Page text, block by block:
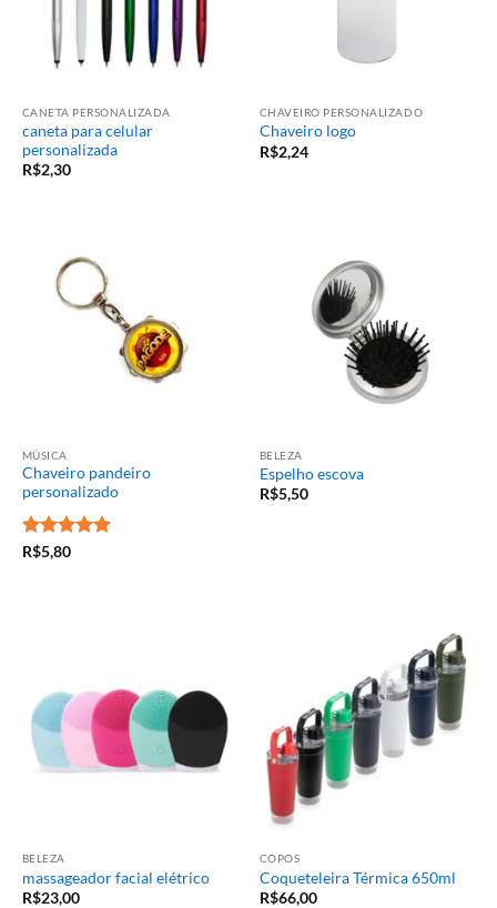
CANETA PERSONALIZADA
caneta para celular
personalizada
R$2,30
CHAVEIRO PERSONALIZADO
Chaveiro logo
R$2,24
MÚSICA
Chaveiro pandeiro
personalizado
Avaliação
R$5,80
BELEZA
Espelho escova
R$5,50
BELEZA
massageador facial elétrico
R$23,00
COPOS
Coqueteleira Térmica 650ml
R$66,00